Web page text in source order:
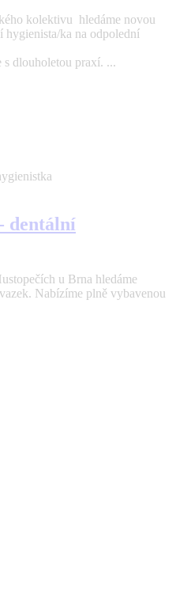
kolektivu hledáme novou
ka na odpolední
s dlouholetou praxí. ...
dentální
u Brna hledáme
Nabízíme plně vybavenou